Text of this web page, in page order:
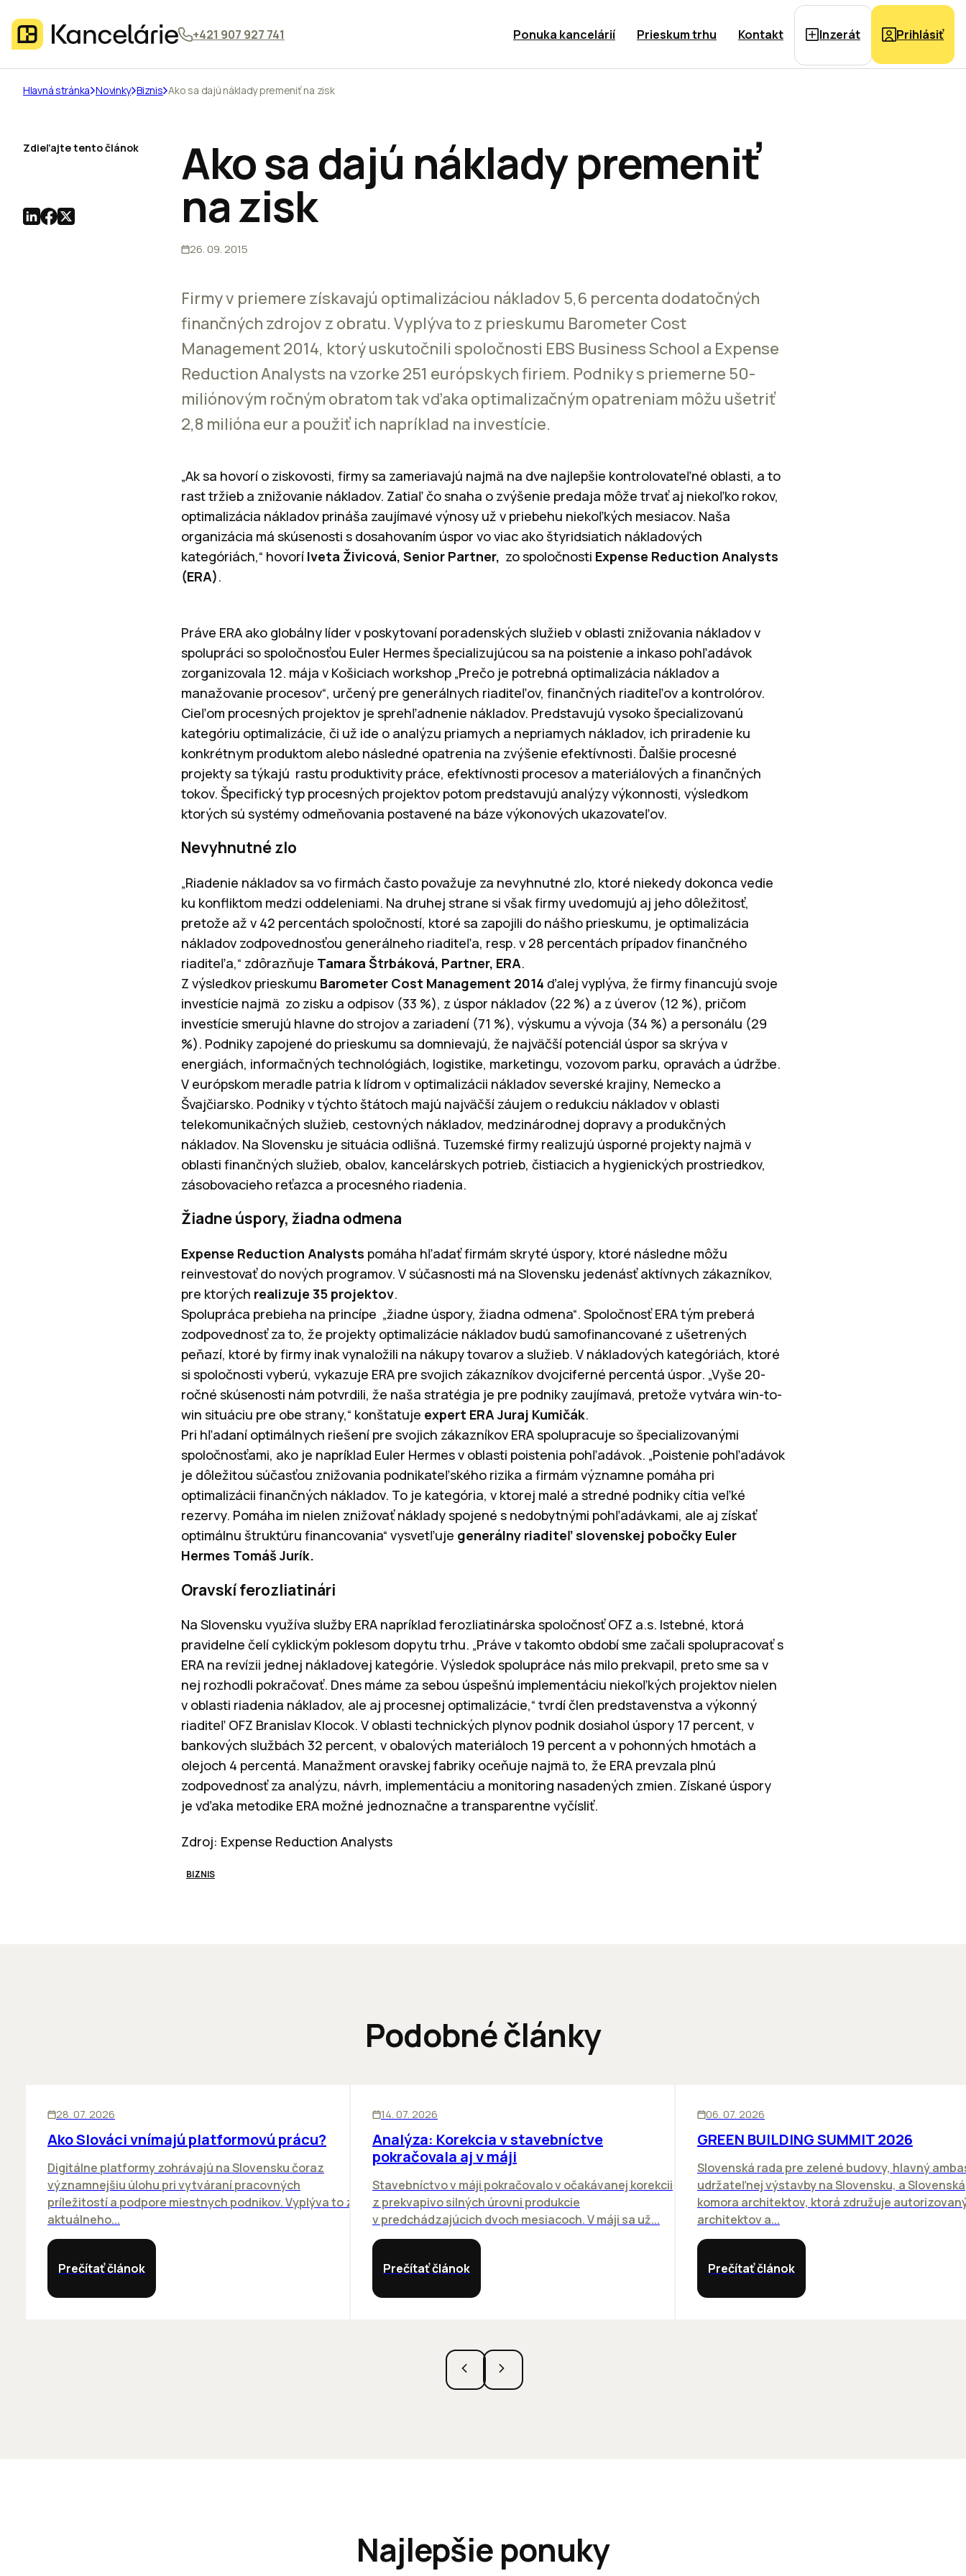
+421 907 927 741 Ponuka kancelárií Prieskum trhu Kontakt Inzerát Prihlásiť
Hlavná stránka Novinky Biznis Ako sa dajú náklady premeniť na zisk
Ako sa dajú náklady premeniť
na zisk
26. 09. 2015
Firmy v priemere získavajú optimalizáciou nákladov 5,6 percenta dodatočných
finančných zdrojov z obratu. Vyplýva to z prieskumu Barometer Cost
Management 2014, ktorý uskutočnili spoločnosti EBS Business School a Expense
Reduction Analysts na vzorke 251 európskych firiem. Podniky s priemerne 50-
miliónovým ročným obratom tak vďaka optimalizačným opatreniam môžu ušetriť
2,8 milióna eur a použiť ich napríklad na investície.
„Ak sa hovorí o ziskovosti, firmy sa zameriavajú najmä na dve najlepšie kontrolovateľné oblasti, a to
rast tržieb a znižovanie nákladov. Zatiaľ čo snaha o zvýšenie predaja môže trvať aj niekoľko rokov,
optimalizácia nákladov prináša zaujímavé výnosy už v priebehu niekoľkých mesiacov. Naša
organizácia má skúsenosti s dosahovaním úspor vo viac ako štyridsiatich nákladových
kategóriách,“ hovorí Iveta Živicová, Senior Partner, zo spoločnosti Expense Reduction Analysts
(ERA).
Práve ERA ako globálny líder v poskytovaní poradenských služieb v oblasti znižovania nákladov v
spolupráci so spoločnosťou Euler Hermes špecializujúcou sa na poistenie a inkaso pohľadávok
zorganizovala 12. mája v Košiciach workshop „Prečo je potrebná optimalizácia nákladov a
manažovanie procesov“, určený pre generálnych riaditeľov, finančných riaditeľov a kontrolórov.
Cieľom procesných projektov je sprehľadnenie nákladov. Predstavujú vysoko špecializovanú
kategóriu optimalizácie, či už ide o analýzu priamych a nepriamych nákladov, ich priradenie ku
konkrétnym produktom alebo následné opatrenia na zvýšenie efektívnosti. Ďalšie procesné
projekty sa týkajú rastu produktivity práce, efektívnosti procesov a materiálových a finančných
tokov. Špecifický typ procesných projektov potom predstavujú analýzy výkonnosti, výsledkom
ktorých sú systémy odmeňovania postavené na báze výkonových ukazovateľov.
Nevyhnutné zlo
„Riadenie nákladov sa vo firmách často považuje za nevyhnutné zlo, ktoré niekedy dokonca vedie
ku konfliktom medzi oddeleniami. Na druhej strane si však firmy uvedomujú aj jeho dôležitosť,
pretože až v 42 percentách spoločností, ktoré sa zapojili do nášho prieskumu, je optimalizácia
nákladov zodpovednosťou generálneho riaditeľa, resp. v 28 percentách prípadov finančného
riaditeľa,“ zdôrazňuje Tamara Štrbáková, Partner, ERA.
Z výsledkov prieskumu Barometer Cost Management 2014 ďalej vyplýva, že firmy financujú svoje
investície najmä zo zisku a odpisov (33 %), z úspor nákladov (22 %) a z úverov (12 %), pričom
investície smerujú hlavne do strojov a zariadení (71 %), výskumu a vývoja (34 %) a personálu (29
%). Podniky zapojené do prieskumu sa domnievajú, že najväčší potenciál úspor sa skrýva v
energiách, informačných technológiách, logistike, marketingu, vozovom parku, opravách a údržbe.
V európskom meradle patria k lídrom v optimalizácii nákladov severské krajiny, Nemecko a
Švajčiarsko. Podniky v týchto štátoch majú najväčší záujem o redukciu nákladov v oblasti
telekomunikačných služieb, cestovných nákladov, medzinárodnej dopravy a produkčných
nákladov. Na Slovensku je situácia odlišná. Tuzemské firmy realizujú úsporné projekty najmä v
oblasti finančných služieb, obalov, kancelárskych potrieb, čistiacich a hygienických prostriedkov,
zásobovacieho reťazca a procesného riadenia.
Žiadne úspory, žiadna odmena
Expense Reduction Analysts pomáha hľadať firmám skryté úspory, ktoré následne môžu
reinvestovať do nových programov. V súčasnosti má na Slovensku jedenásť aktívnych zákazníkov,
pre ktorých realizuje 35 projektov.
Spolupráca prebieha na princípe „žiadne úspory, žiadna odmena“. Spoločnosť ERA tým preberá
zodpovednosť za to, že projekty optimalizácie nákladov budú samofinancované z ušetrených
peňazí, ktoré by firmy inak vynaložili na nákupy tovarov a služieb. V nákladových kategóriách, ktoré
si spoločnosti vyberú, vykazuje ERA pre svojich zákazníkov dvojciferné percentá úspor. „Vyše 20-
ročné skúsenosti nám potvrdili, že naša stratégia je pre podniky zaujímavá, pretože vytvára win-to-
win situáciu pre obe strany,“ konštatuje expert ERA Juraj Kumičák.
Pri hľadaní optimálnych riešení pre svojich zákazníkov ERA spolupracuje so špecializovanými
spoločnosťami, ako je napríklad Euler Hermes v oblasti poistenia pohľadávok. „Poistenie pohľadávok
je dôležitou súčasťou znižovania podnikateľského rizika a firmám významne pomáha pri
optimalizácii finančných nákladov. To je kategória, v ktorej malé a stredné podniky cítia veľké
rezervy. Pomáha im nielen znižovať náklady spojené s nedobytnými pohľadávkami, ale aj získať
optimálnu štruktúru financovania“ vysvetľuje generálny riaditeľ slovenskej pobočky Euler
Hermes Tomáš Jurík.
Oravskí ferozliatinári
Na Slovensku využíva služby ERA napríklad ferozliatinárska spoločnosť OFZ a.s. Istebné, ktorá
pravidelne čelí cyklickým poklesom dopytu trhu. „Práve v takomto období sme začali spolupracovať s
ERA na revízii jednej nákladovej kategórie. Výsledok spolupráce nás milo prekvapil, preto sme sa v
nej rozhodli pokračovať. Dnes máme za sebou úspešnú implementáciu niekoľkých projektov nielen
v oblasti riadenia nákladov, ale aj procesnej optimalizácie,“ tvrdí člen predstavenstva a výkonný
riaditeľ OFZ Branislav Klocok. V oblasti technických plynov podnik dosiahol úspory 17 percent, v
bankových službách 32 percent, v obalových materiáloch 19 percent a v pohonných hmotách a
olejoch 4 percentá. Manažment oravskej fabriky oceňuje najmä to, že ERA prevzala plnú
zodpovednosť za analýzu, návrh, implementáciu a monitoring nasadených zmien. Získané úspory
je vďaka metodike ERA možné jednoznačne a transparentne vyčísliť.
Zdroj: Expense Reduction Analysts
BIZNIS
Zdieľajte tento článok
Podobné články
28. 07. 2026
Ako Slováci vnímajú platformovú prácu?
Digitálne platformy zohrávajú na Slovensku čoraz
významnejšiu úlohu pri vytváraní pracovných
príležitostí a podpore miestnych podnikov. Vyplýva to z
aktuálneho...
Prečítať článok
14. 07. 2026
Analýza: Korekcia v stavebníctve
pokračovala aj v máji
Stavebníctvo v máji pokračovalo v očakávanej korekcii
z prekvapivo silných úrovni produkcie
v predchádzajúcich dvoch mesiacoch. V máji sa už...
Prečítať článok
06. 07. 2026
GREEN BUILDING SUMMIT 2026
Slovenská rada pre zelené budovy, hlavný
udržateľnej výstavby na Slovensku, a Slovenská
komora architektov, ktorá združuje
architektov a...
Prečítať článok
Najlepšie ponuky